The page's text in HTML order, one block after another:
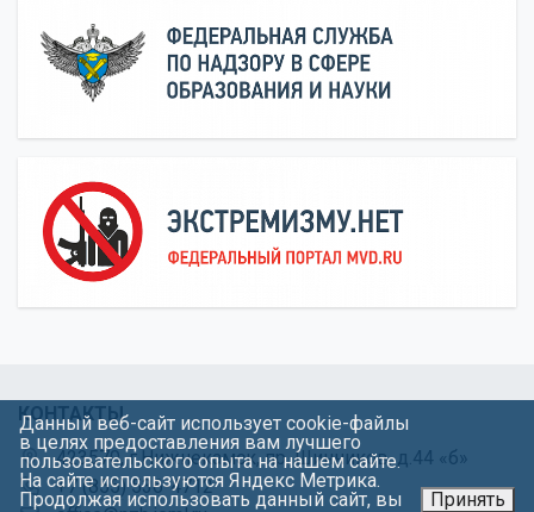
КОНТАКТЫ
423570, г.Нижнекамск, пр. Шинников, д.44 «б»
+7 (855) 536-4712
Данный веб-сайт использует cookie-файлы
в целях предоставления вам лучшего
пользовательского опыта на нашем сайте.
На сайте используются Яндекс Метрика.
Продолжая использовать данный сайт, вы
Принять